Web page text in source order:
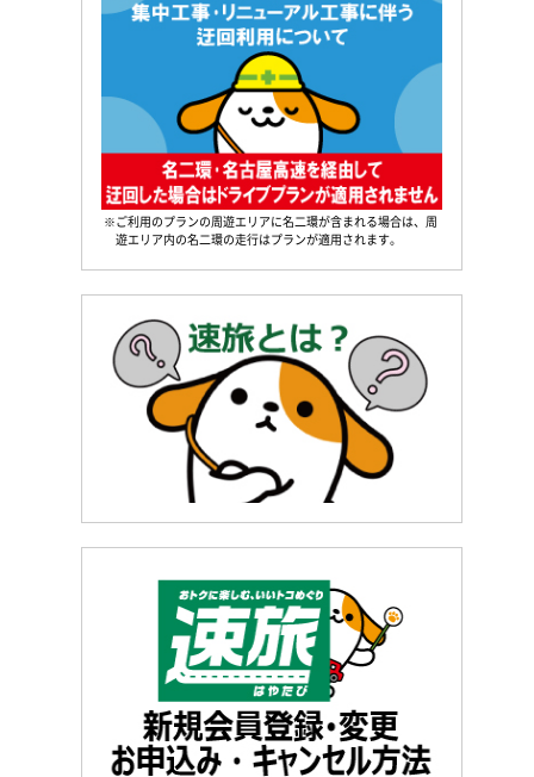
※ご利用のプランの周遊エリアに名二環が含まれる場合は、周
遊エリア内の名二環の走行はプランが適用されます。